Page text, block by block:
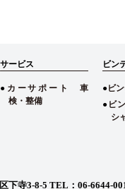
サービス
カーサポート 車
検・整備
ビン
ビ
ビ
シ
下寺3-8-5 TEL：06-6644-